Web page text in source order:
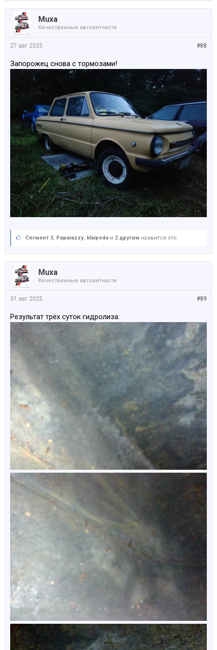
Muxa
Качественные автозапчасти
#88
27 авг 2025
Запорожец снова с тормозами!
Сегмент 3, Paparazzy, klaipeda и 2 другим нравится это.
Muxa
Качественные автозапчасти
#89
31 авг 2025
Результат трёх суток гидролиза: